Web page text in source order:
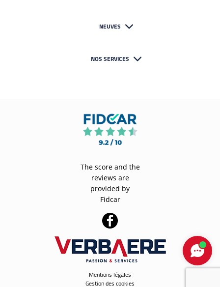
NEUVES
NOS SERVICES
The score and the
reviews are
provided by
Fidcar
Mentions légales
Gestion des cookies